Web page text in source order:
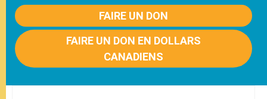
FAIRE UN DON
FAIRE UN DON EN DOLLARS
CANADIENS